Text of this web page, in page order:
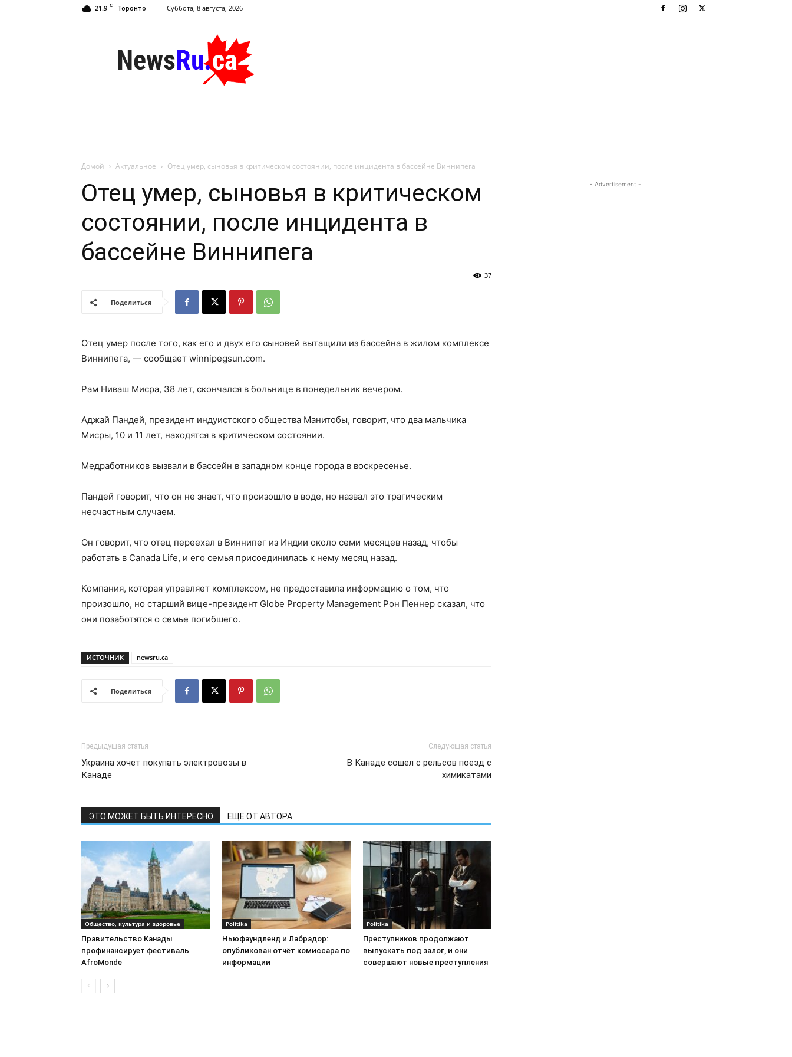
21.9 C Торонто Суббота, 8 августа, 2026
NewsRu.Ca
Домой Актуальное Отец умер, сыновья в критическом состоянии, после инцидента в бассейне Виннипега
Отец умер, сыновья в критическом
состоянии, после инцидента в
бассейне Виннипега
37
Поделиться
Отец умер после того, как его и двух его сыновей вытащили из бассейна в жилом комплексе
Виннипега, — сообщает winnipegsun.com.
Рам Ниваш Мисра, 38 лет, скончался в больнице в понедельник вечером.
Аджай Пандей, президент индуистского общества Манитобы, говорит, что два мальчика
Мисры, 10 и 11 лет, находятся в критическом состоянии.
Медработников вызвали в бассейн в западном конце города в воскресенье.
Пандей говорит, что он не знает, что произошло в воде, но назвал это трагическим
несчастным случаем.
Он говорит, что отец переехал в Виннипег из Индии около семи месяцев назад, чтобы
работать в Canada Life, и его семья присоединилась к нему месяц назад.
Компания, которая управляет комплексом, не предоставила информацию о том, что
произошло, но старший вице-президент Globe Property Management Рон Пеннер сказал, что
они позаботятся о семье погибшего.
ИСТОЧНИК newsru.ca
Поделиться
Предыдущая статья
Украина хочет покупать электровозы в
Канаде
Следующая статья
В Канаде сошел с рельсов поезд с
химикатами
ЭТО МОЖЕТ БЫТЬ ИНТЕРЕСНО ЕЩЕ ОТ АВТОРА
Общество, культура и здоровье
Правительство Канады
профинансирует фестиваль
AfroMonde
Politika
Ньюфаундленд и Лабрадор:
опубликован отчёт комиссара по
информации
Politika
Преступников продолжают
выпускать под залог, и они
совершают новые преступления
- Advertisement -